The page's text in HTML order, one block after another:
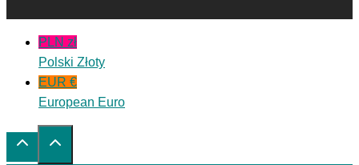
PLN zł
Polski Złoty
EUR €
European Euro